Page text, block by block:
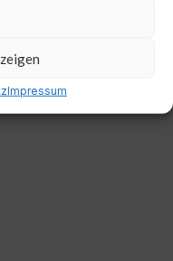
Impressum